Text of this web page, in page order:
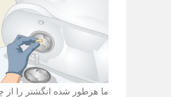
ما هرطور شده انگشتر را از